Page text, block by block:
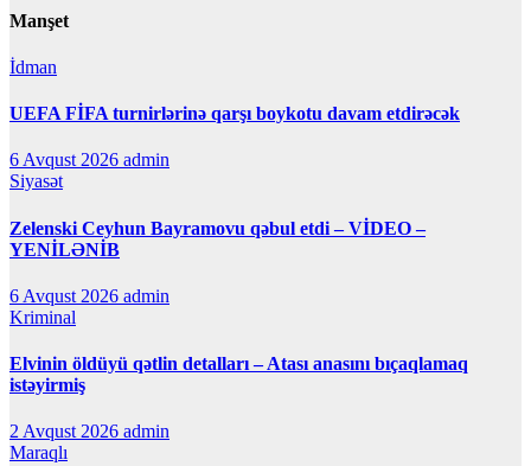
Manşet
İdman
UEFA FİFA turnirlərinə qarşı boykotu davam etdirəcək
6 Avqust 2026 admin
Siyasət
Zelenski Ceyhun Bayramovu qəbul etdi – VİDEO –
YENİLƏNİB
6 Avqust 2026 admin
Kriminal
Elvinin öldüyü qətlin detalları – Atası anasını bıçaqlamaq
istəyirmiş
2 Avqust 2026 admin
Maraqlı